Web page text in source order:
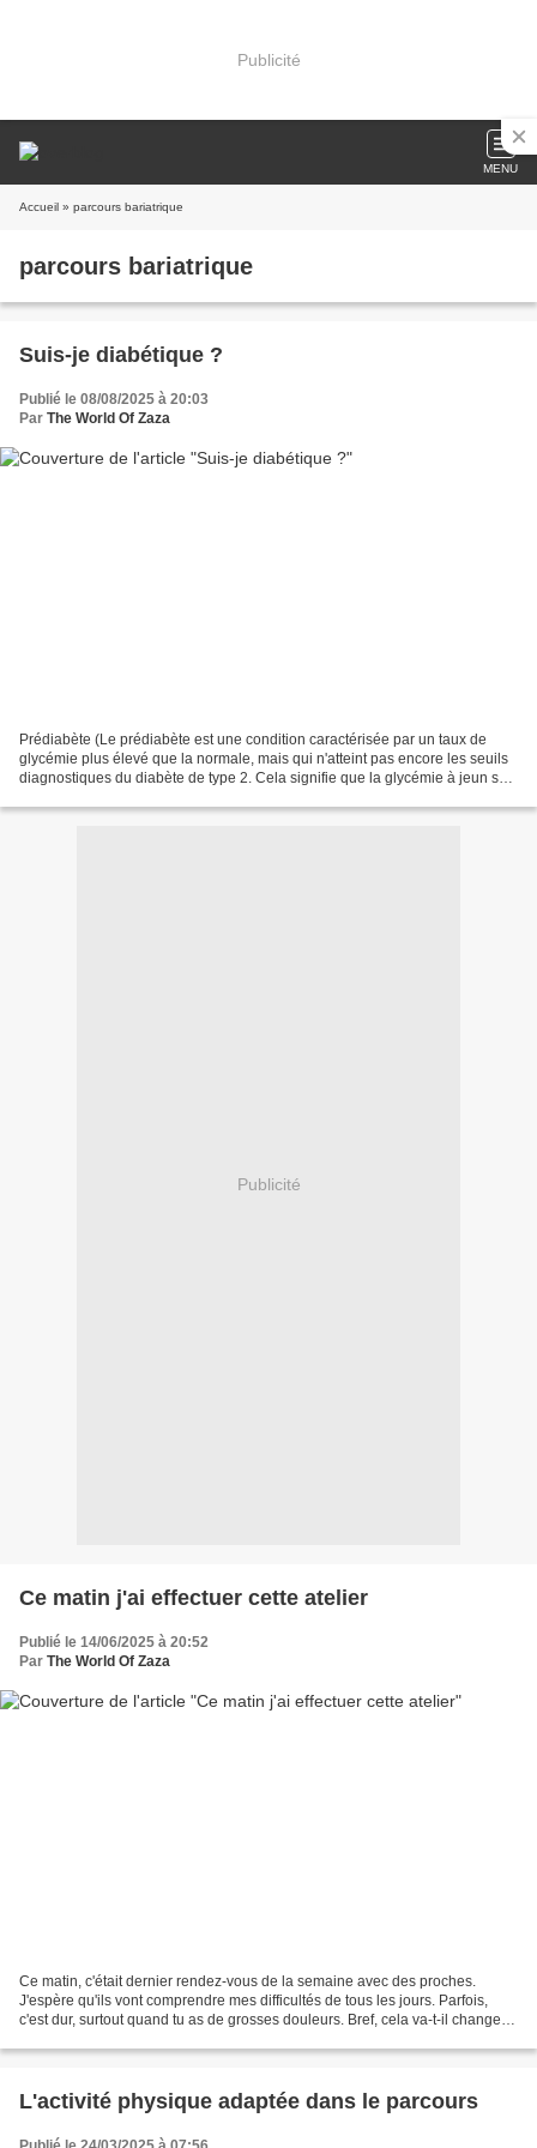
Publicité
MENU
Accueil » parcours bariatrique
parcours bariatrique
Suis-je diabétique ?
Publié le 08/08/2025 à 20:03
Par The World Of Zaza
Prédiabète (Le prédiabète est une condition caractérisée par un taux de
glycémie plus élevé que la normale, mais qui n'atteint pas encore les seuils
diagnostiques du diabète de type 2. Cela signifie que la glycémie à jeun se
Publicité
Ce matin j'ai effectuer cette atelier
Publié le 14/06/2025 à 20:52
Par The World Of Zaza
Ce matin, c'était dernier rendez-vous de la semaine avec des proches.
J'espère qu'ils vont comprendre mes difficultés de tous les jours. Parfois,
c'est dur, surtout quand tu as de grosses douleurs. Bref, cela va-t-il changer
L'activité physique adaptée dans le parcours